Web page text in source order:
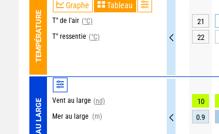
TEMPÉRATURE
Graphe Tableau
T° de l'air (°C)
T° ressentie (°C)
AU LARGE Vent au large (nd)
Mer au large (m)
21
22
10
0.9